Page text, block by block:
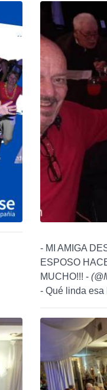
- MI AMIGA
ESPOSO
MUCHO!!! - (
- Qué linda esa